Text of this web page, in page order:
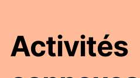
Activités